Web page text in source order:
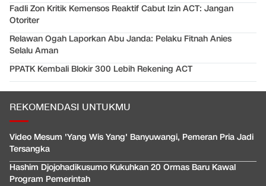
Fadli Zon Kritik Kemensos Reaktif Cabut Izin ACT: Jangan
Otoriter
Relawan Ogah Laporkan Abu Janda: Pelaku Fitnah Anies
Selalu Aman
PPATK Kembali Blokir 300 Lebih Rekening ACT
REKOMENDASI UNTUKMU
Video Mesum 'Yang Wis Yang' Banyuwangi, Pemeran Pria Jadi
Tersangka
Hashim Djojohadikusumo Kukuhkan 20 Ormas Baru Kawal
Program Pemerintah